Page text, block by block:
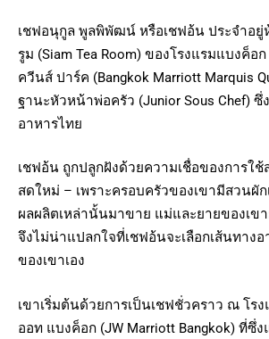
เชฟอนุกูล พูลพิพัฒน์ หรือเชฟอ้น ประจำอยู่
รูม (Siam Tea Room) ของโรงแรมแบงค็อ
ควีนส์ ปาร์ค (Bangkok Marriott Marquis
ฐานะหัวหน้าพ่อครัว (Junior Sous Chef)
อาหารไทย
เชฟอ้น ถูกปลูกฝังด้วยความเชื่อของการใ
สดใหม่ – เพราะครอบครัวของเขามีสวนผั
ผลผลิตเหล่านั้นมาขาย แม่และยายของเข
จึงไม่น่าแปลกใจที่เชฟอ้นจะเลือกเส้นทาง
ของเขาเอง
เขาเริ่มต้นด้วยการเป็นเชฟชั่วคราว ณ โร
ออท แบงค็อก (JW Marriott Bangkok) ที่ซึ่